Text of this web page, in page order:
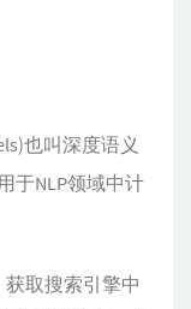
也叫深度语义
于NLP领域中计
取搜索引擎中